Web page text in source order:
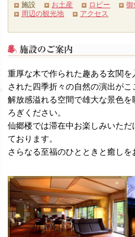
施設 お土産 ロビー 御
周辺の観光地
アクセス
重厚な木で作られた趣ある玄関
された四季折々の自然の演出がこ
解放感溢れる空間で雄大な景色
ろぎください。
仙郷楼では滞在中お楽しみいた
ております。
さらなる至福のひとときと癒しを